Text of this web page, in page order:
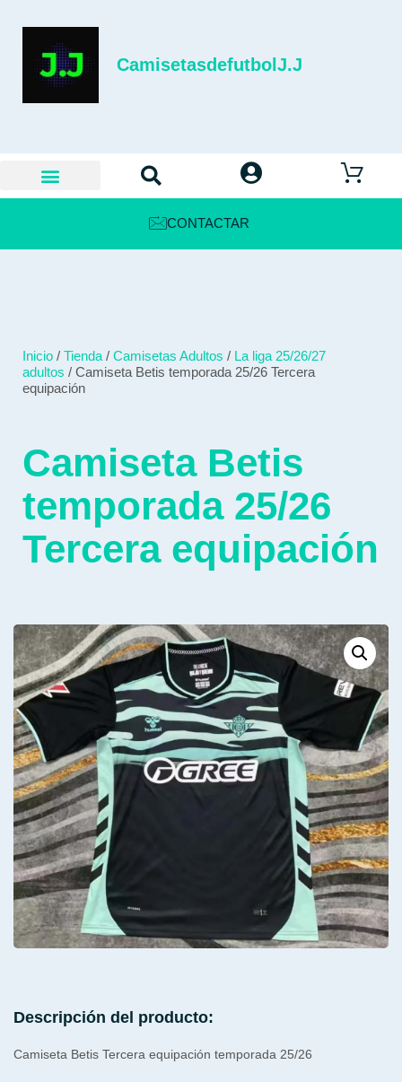
CamisetasdefutbolJ.J
CONTACTAR
Inicio / Tienda / Camisetas Adultos / La liga 25/26/27
adultos / Camiseta Betis temporada 25/26 Tercera
equipación
Camiseta Betis
temporada 25/26
Tercera equipación
Descripción del producto:
Camiseta Betis Tercera equipación temporada 25/26